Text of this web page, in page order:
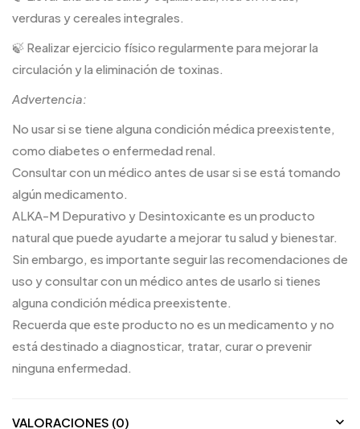
verduras y cereales integrales.
🍃 Realizar ejercicio físico regularmente para mejorar la
circulación y la eliminación de toxinas.
Advertencia:
No usar si se tiene alguna condición médica preexistente,
como diabetes o enfermedad renal.
Consultar con un médico antes de usar si se está tomando
algún medicamento.
ALKA-M Depurativo y Desintoxicante es un producto
natural que puede ayudarte a mejorar tu salud y bienestar.
Sin embargo, es importante seguir las recomendaciones de
uso y consultar con un médico antes de usarlo si tienes
alguna condición médica preexistente.
Recuerda que este producto no es un medicamento y no
está destinado a diagnosticar, tratar, curar o prevenir
ninguna enfermedad.
VALORACIONES (0)